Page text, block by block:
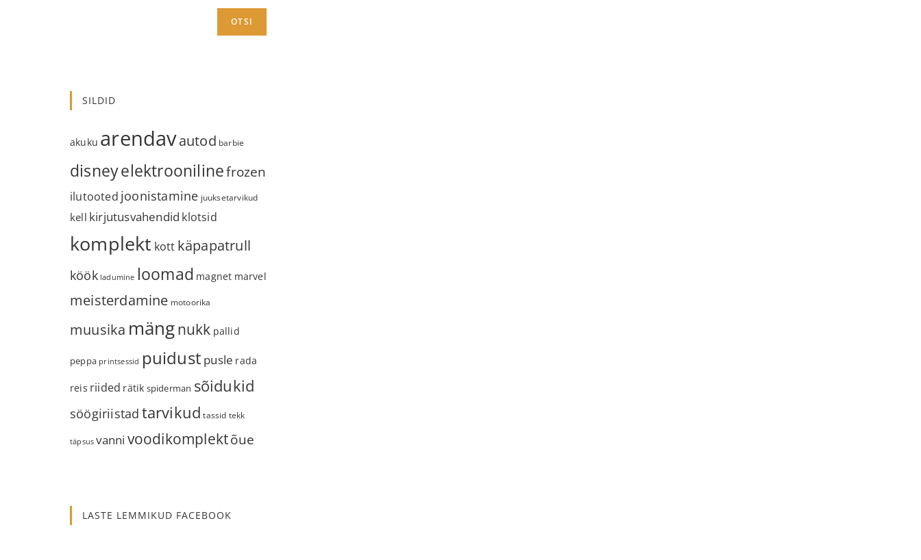
OTSI
SILDID
akuku arendavautod barbie
disneyelektroonilinefrozen
ilutooted joonistamine juuksetarvikud
kell kirjutusvahendid klotsid
komplekt kott käpapatrull
köök ladumine loomad magnet marvel
meisterdamine motoorika
muusika mängnukk pallid
peppa printsessid puidust pusle rada
reis riided rätik spiderman sõidukid
söögiriistad tarvikud tassid tekk
täpsus vanni voodikomplektõue
LASTE LEMMIKUD FACEBOOK